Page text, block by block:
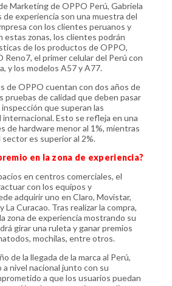
Marketing de OPPO Perú, Gabriela
experiencia son una muestra del
con los clientes peruanos y
estas zonas, los clientes podrán
de los productos de OPPO,
Reno7, el primer celular del Perú con
y los modelos A57 y A77.
de OPPO cuentan con dos años de
pruebas de calidad que deben pasar
que superan las
Esto se refleja en una
de hardware menor al 1%, mientras
es superior al 2%.
en la zona de experiencia?
en centros comerciales, el
con los equipos y
adquirir uno en Claro, Movistar,
La Curacao. Tras realizar la compra,
zona de experiencia mostrando su
girar una ruleta y ganar premios
mochilas, entre otros.
de la llegada de la marca al Perú,
nivel nacional junto con su
a que los usuarios puedan